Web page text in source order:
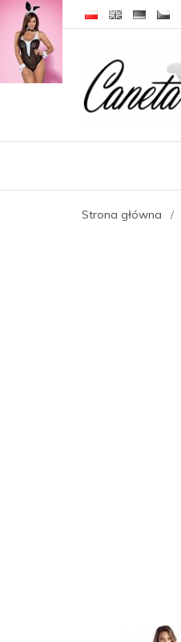
Strona główna
JA